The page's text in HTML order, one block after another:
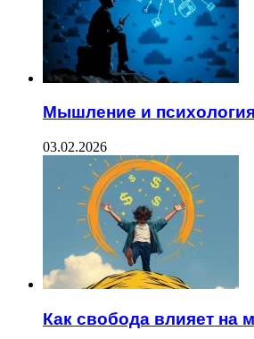
Мышление и
03.02.2026
Как свобода влияет на